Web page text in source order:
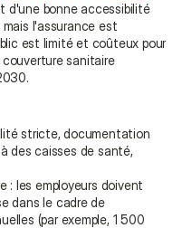
d'une bonne accessibilité
l'assurance est
est limité et coûteux pour
sanitaire
stricte, documentation
des caisses de santé,
: les employeurs doivent
dans le cadre de
(par exemple, 1 500